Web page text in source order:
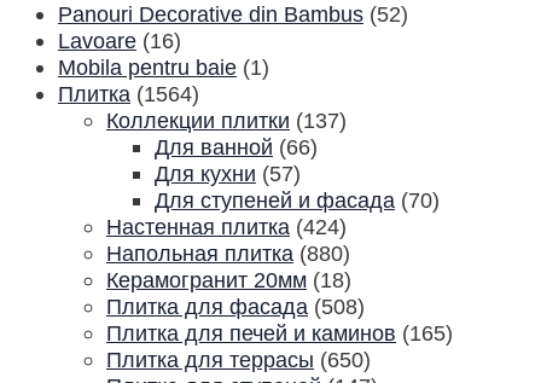
Panouri Decorative din Bambus (52)
Lavoare (16)
Mobila pentru baie (1)
Плитка (1564)
Коллекции плитки (137)
Для ванной (66)
Для кухни (57)
Для ступеней и фасада (70)
Настенная плитка (424)
Напольная плитка (880)
Керамогранит 20мм (18)
Плитка для фасада (508)
Плитка для печей и каминов (165)
Плитка для террасы (650)